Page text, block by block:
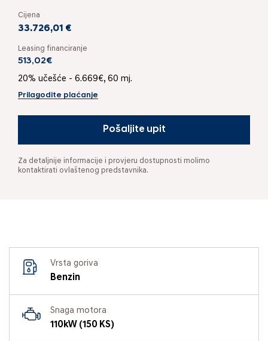
Cijena
33.726,01 €
Leasing financiranje
513,02€
20% učešće - 6.669€, 60 mj.
Prilagodite plaćanje
Pošaljite upit
Za detaljnije informacije i provjeru dostupnosti molimo
kontaktirati ovlaštenog predstavnika.
Vrsta goriva
Benzin
Snaga motora
110kW (150 KS)